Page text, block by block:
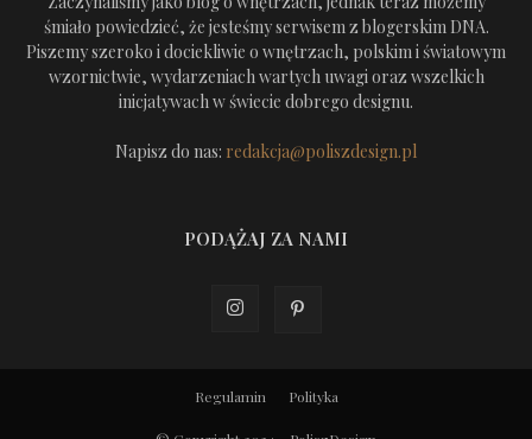
śmiało powiedzieć, że jesteśmy serwisem z blogerskim DNA.
Piszemy szeroko i dociekliwie o wnętrzach, polskim i światowym
wzornictwie, wydarzeniach wartych uwagi oraz wszelkich
inicjatywach w świecie dobrego designu.
Napisz do nas: redakcja@poliszdesign.pl
PODĄŻAJ ZA NAMI
Regulamin Polityka